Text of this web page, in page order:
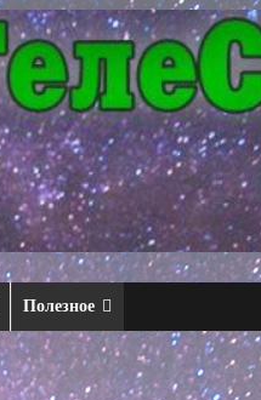
Полезное